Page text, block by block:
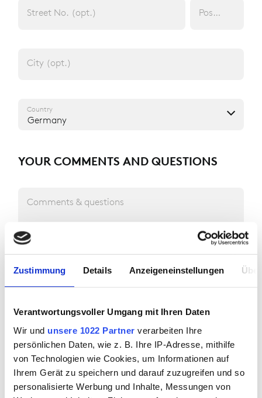
Zustimmung Details Anzeigeneinstellungen
Verantwortungsvoller Umgang mit Ihren Daten
Wir und unsere 1022 Partner verarbeiten Ihre
persönlichen Daten, wie z. B. Ihre IP-Adresse, mithilfe
von Technologien wie Cookies, um Informationen auf
Ihrem Gerät zu speichern und darauf zuzugreifen und so
personalisierte Werbung und Inhalte, Messungen von
Street No. (opt.) Postcode
City (opt.)
Country
Germany
YOUR COMMENTS AND QUESTIONS
Comments & questions
YOU?
E-mail address